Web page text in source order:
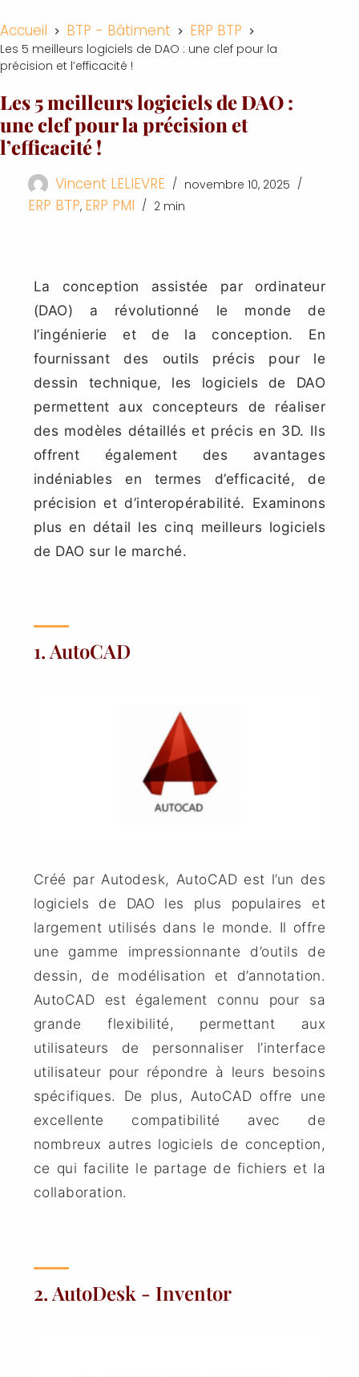
Accueil BTP - Bâtiment ERP BTP
Les 5 meilleurs logiciels de DAO : une clef pour la
précision et l’efficacité !
Les 5 meilleurs logiciels de DAO :
une clef pour la précision et
l’efficacité !
Vincent LELIEVRE novembre 10, 2025
ERP BTP, ERP PMI 2 min
La conception assistée par ordinateur
(DAO) a révolutionné le monde de
l’ingénierie et de la conception. En
fournissant des outils précis pour le
dessin technique, les logiciels de DAO
permettent aux concepteurs de réaliser
des modèles détaillés et précis en 3D. Ils
offrent également des avantages
indéniables en termes d’efficacité, de
précision et d’interopérabilité. Examinons
plus en détail les cinq meilleurs logiciels
de DAO sur le marché.
1. AutoCAD
Créé par Autodesk, AutoCAD est l’un des
logiciels de DAO les plus populaires et
largement utilisés dans le monde. Il offre
une gamme impressionnante d’outils de
dessin, de modélisation et d’annotation.
AutoCAD est également connu pour sa
grande flexibilité, permettant aux
utilisateurs de personnaliser l’interface
utilisateur pour répondre à leurs besoins
spécifiques. De plus, AutoCAD offre une
excellente compatibilité avec de
nombreux autres logiciels de conception,
ce qui facilite le partage de fichiers et la
collaboration.
2. AutoDesk - Inventor